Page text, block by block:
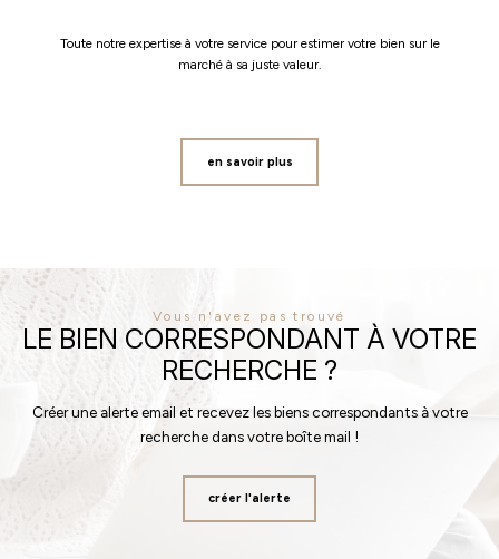
Toute notre expertise à votre service pour estimer votre bien sur le
marché à sa juste valeur.
en savoir plus
Vous n'avez pas trouvé
LE BIEN CORRESPONDANT À VOTRE
RECHERCHE ?
Créer une alerte email et recevez les biens correspondants à votre
recherche dans votre boîte mail !
créer l'alerte